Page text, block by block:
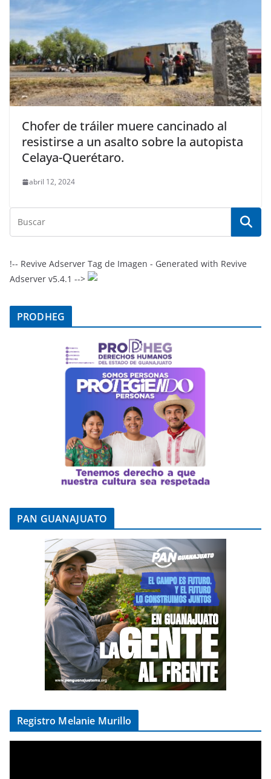
Chofer de tráiler muere cancinado al
resistirse a un asalto sobre la autopista
Celaya-Querétaro.
abril 12, 2024
!-- Revive Adserver Tag de Imagen - Generated with Revive
Adserver v5.4.1 -->
PRODHEG
PAN GUANAJUATO
Registro Melanie Murillo